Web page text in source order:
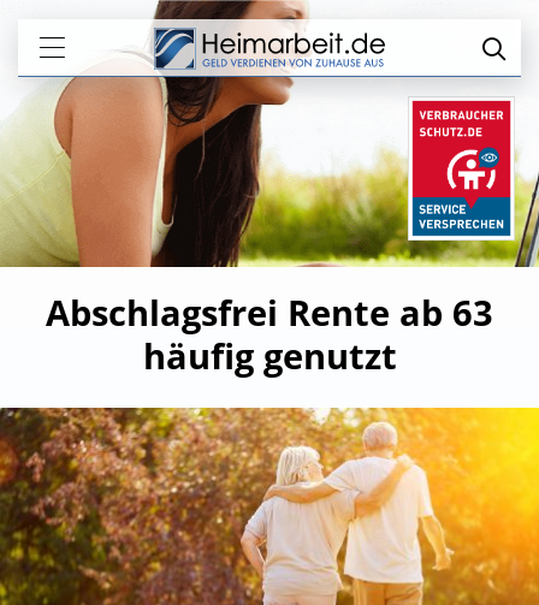
Abschlagsfrei Rente ab 63
häufig genutzt